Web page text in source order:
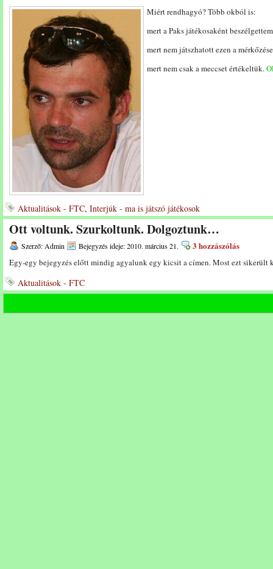
Miért rendhagyó? Több okból is:
mert a Paks játékosaként
mert nem játszhatott ezen a
mert nem csak a meccset értékeltük.
Aktualitások - FTC, Interjúk - ma is játszó játékosok
Ott voltunk. Szurkoltunk. Dolgoztunk…
Szerző: Admin Bejegyzés ideje: 2010. március 21. 3 hozzászólás
Egy-egy bejegyzés előtt mindig agyalunk egy kicsit a címen. Most ezt
Aktualitások - FTC